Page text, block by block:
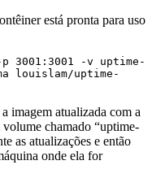
está pronta para uso
3001:3001 -v uptime-
louislam/uptime-
imagem atualizada com a
chamado “uptime-
as atualizações e então
onde ela for